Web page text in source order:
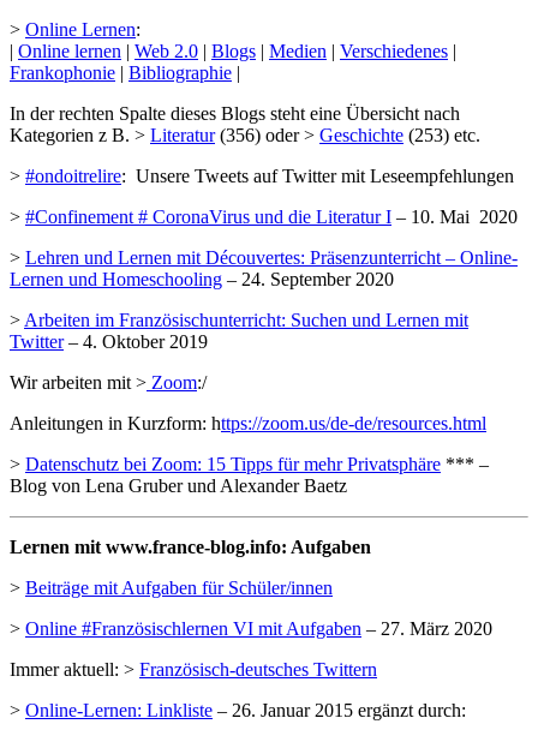
> Online Lernen:
| Online lernen | Web 2.0 | Blogs | Medien | Verschiedenes |
Frankophonie | Bibliographie |
In der rechten Spalte dieses Blogs steht eine Übersicht nach
Kategorien z B. > Literatur(356) oder > Geschichte (253) etc.
> #ondoitrelire: Unsere Tweets auf Twitter mit Leseempfehlungen
> #Confinement # CoronaVirus und die Literatur I – 10. Mai 2020
> Lehren und Lernen mit Découvertes: Präsenzunterricht – Online-
Lernen und Homeschooling – 24. September 2020
> Arbeiten im Französischunterricht: Suchen und Lernen mit
Twitter– 4. Oktober 2019
Wir arbeiten mit > Zoom:/
Anleitungen in Kurzform: https://zoom.us/de-de/resources.html
> Datenschutz bei Zoom: 15 Tipps für mehr Privatsphäre *** –
Blog von Lena Gruber und Alexander Baetz
Lernen mit www.france-blog.info: Aufgaben
> Beiträge mit Aufgaben für Schüler/innen
> Online #Französischlernen VI mit Aufgaben – 27. März 2020
Immer aktuell: > Französisch-deutsches Twittern
> Online-Lernen: Linkliste – 26. Januar 2015 ergänzt durch: